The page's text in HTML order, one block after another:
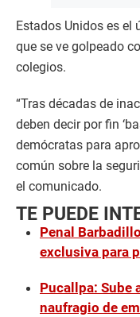
Estados Unidos es
que se ve golpeado
colegios.
“Tras décadas de
deben decir por fin
demócratas para
común sobre la
el comunicado.
TE PUEDE
Penal
exclusiva para
Pucallpa: Sube
naufragio de